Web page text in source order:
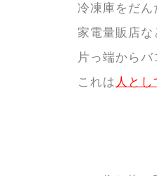
冷凍庫をだ
家電量販店
片っ端から
これは 人と